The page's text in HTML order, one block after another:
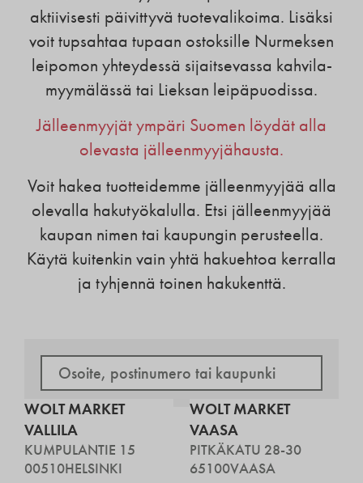
aktiivisesti päivittyvä tuotevalikoima. Lisäksi
voit tupsahtaa tupaan ostoksille Nurmeksen
leipomon yhteydessä sijaitsevassa kahvila-
myymälässä tai Lieksan leipäpuodissa.
Jälleenmyyjät ympäri Suomen löydät alla
olevasta jälleenmyyjähausta.
Voit hakea tuotteidemme jälleenmyyjää alla
olevalla hakutyökalulla. Etsi jälleenmyyjää
kaupan nimen tai kaupungin perusteella.
Käytä kuitenkin vain yhtä hakuehtoa kerralla
ja tyhjennä toinen hakukenttä.
WOLT MARKET
VALLILA
KUMPULANTIE 15
00510HELSINKI
WOLT MARKET
VAASA
PITKÄKATU 28-30
65100VAASA